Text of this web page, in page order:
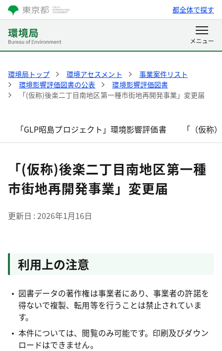
都全体で探す
環境局トップ 環境アセスメント
事業案件リスト
環境影響評価図書の公表
環境影響評価図書
「(仮称)後楽二丁目南地区第一種市街地再開発事業」変更届
「GLP昭島プロジェクト」環境影響評価書 「（仮称
「(仮称)後楽二丁目南地区第一種
市街地再開発事業」変更届
更新日 2026年1月16日
利用上の注意
図書データの著作権は事業者にあり、事業者の許諾を
得ないで複製、転用等を行うことは禁止されていま
す。
本件については、閲覧のみ可能です。印刷及びダウン
ロードはできません。